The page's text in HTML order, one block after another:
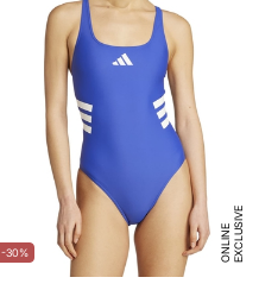
-30% E
X
C
L
U
SI
V
E
O
N
LI
N
E